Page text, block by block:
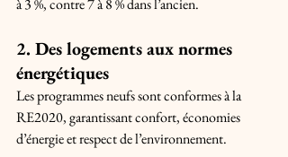
à 3 %, contre 7 à 8 % dans l’ancien.
2. Des logements aux normes
énergétiques
Les programmes neufs sont conformes à la
RE2020, garantissant confort, économies
d’énergie et respect de l’environnement.